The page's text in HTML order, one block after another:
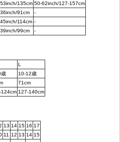
53inch/135cm 50-62inch/127-157cm
36inch/91cm
-
45inch/114cm -
39inch/99cm -
L
歳
10-12歳
71cm
124cm 127-140cm
13 14 15 16 17
11 12 13 14 15